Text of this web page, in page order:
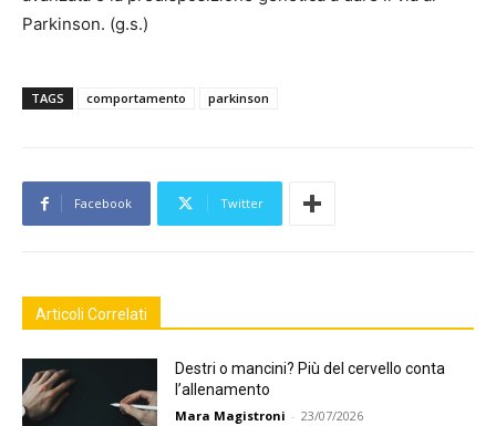
Parkinson. (g.s.)
TAGS comportamento parkinson
Facebook Twitter
Articoli Correlati
Destri o mancini? Più del cervello conta
l’allenamento
Mara Magistroni - 23/07/2026